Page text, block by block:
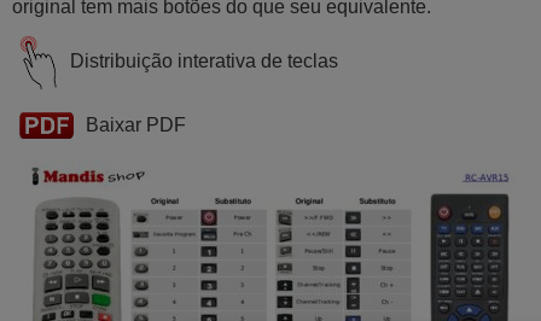
original tem mais botões do que seu equivalente.
Distribuição interativa de teclas
Baixar PDF